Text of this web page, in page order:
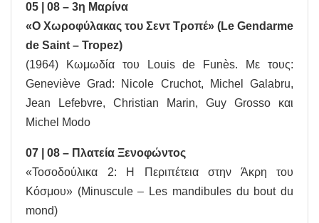
05 | 08 – 3η Μαρίνα
«Ο Χωροφύλακας του Σεντ Τροπέ» (Le Gendarme
de Saint – Tropez)
(1964) Κωμωδία του Louis de Funès. Με τους:
Geneviève Grad: Nicole Cruchot, Michel Galabru,
Jean Lefebvre, Christian Marin, Guy Grosso και
Michel Modo
07 | 08 – Πλατεία Ξενοφώντος
«Τοσοδούλικα 2: Η Περιπέτεια στην Άκρη του
Κόσμου» (Minuscule – Les mandibules du bout du
mond)